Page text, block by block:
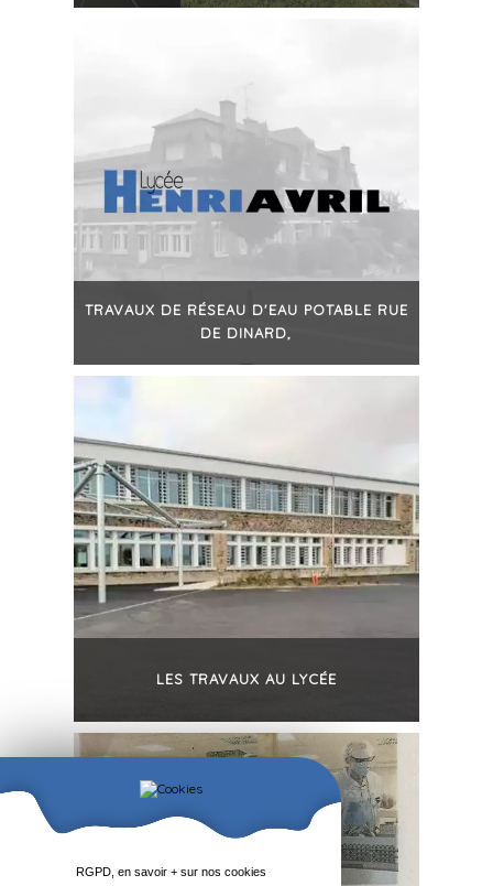
+
TRAVAUX DE RÉSEAU D'EAU POTABLE RUE
DE DINARD,
+
LES TRAVAUX AU LYCÉE
+
RGPD, en savoir + sur nos cookies